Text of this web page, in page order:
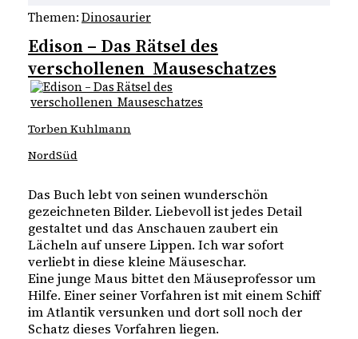
Themen: Dinosaurier
Edison – Das Rätsel des
verschollenen Mauseschatzes
Torben Kuhlmann
NordSüd
Das Buch lebt von seinen wunderschön
gezeichneten Bilder. Liebevoll ist jedes Detail
gestaltet und das Anschauen zaubert ein
Lächeln auf unsere Lippen. Ich war sofort
verliebt in diese kleine Mäuseschar.
Eine junge Maus bittet den Mäuseprofessor um
Hilfe. Einer seiner Vorfahren ist mit einem Schiff
im Atlantik versunken und dort soll noch der
Schatz dieses Vorfahren liegen.